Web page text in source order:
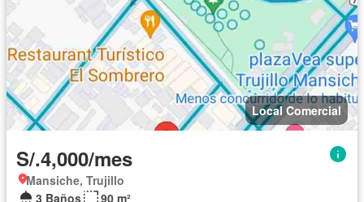
Local Comercial
S/.4,000/mes
Mansiche, Trujillo
3 Baños
90 m²